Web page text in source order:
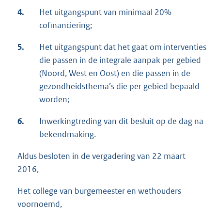
4.
Het uitgangspunt van minimaal 20%
cofinanciering;
5.
Het uitgangspunt dat het gaat om interventies
die passen in de integrale aanpak per gebied
(Noord, West en Oost) en die passen in de
gezondheidsthema’s die per gebied bepaald
worden;
6.
Inwerkingtreding van dit besluit op de dag na
bekendmaking.
Aldus besloten in de vergadering van 22 maart
2016,
Het college van burgemeester en wethouders
voornoemd,